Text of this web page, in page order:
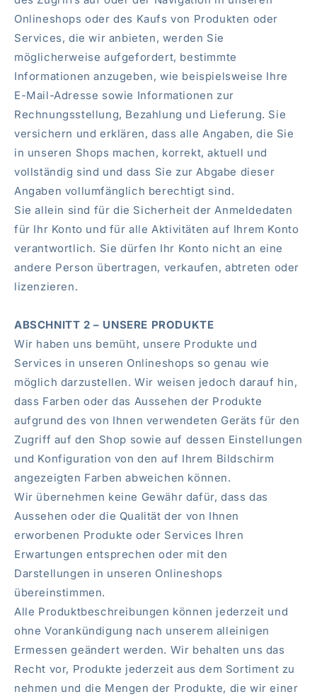
Onlineshops oder des Kaufs von Produkten oder
Services, die wir anbieten, werden Sie
möglicherweise aufgefordert, bestimmte
Informationen anzugeben, wie beispielsweise Ihre
E-Mail-Adresse sowie Informationen zur
Rechnungsstellung, Bezahlung und Lieferung. Sie
versichern und erklären, dass alle Angaben, die Sie
in unseren Shops machen, korrekt, aktuell und
vollständig sind und dass Sie zur Abgabe dieser
Angaben vollumfänglich berechtigt sind.
Sie allein sind für die Sicherheit der Anmeldedaten
für Ihr Konto und für alle Aktivitäten auf Ihrem Konto
verantwortlich. Sie dürfen Ihr Konto nicht an eine
andere Person übertragen, verkaufen, abtreten oder
lizenzieren.
ABSCHNITT 2 – UNSERE PRODUKTE
Wir haben uns bemüht, unsere Produkte und
Services in unseren Onlineshops so genau wie
möglich darzustellen. Wir weisen jedoch darauf hin,
dass Farben oder das Aussehen der Produkte
aufgrund des von Ihnen verwendeten Geräts für den
Zugriff auf den Shop sowie auf dessen Einstellungen
und Konfiguration von den auf Ihrem Bildschirm
angezeigten Farben abweichen können.
Wir übernehmen keine Gewähr dafür, dass das
Aussehen oder die Qualität der von Ihnen
erworbenen Produkte oder Services Ihren
Erwartungen entsprechen oder mit den
Darstellungen in unseren Onlineshops
übereinstimmen.
Alle Produktbeschreibungen können jederzeit und
ohne Vorankündigung nach unserem alleinigen
Ermessen geändert werden. Wir behalten uns das
Recht vor, Produkte jederzeit aus dem Sortiment zu
nehmen und die Mengen der Produkte, die wir einer